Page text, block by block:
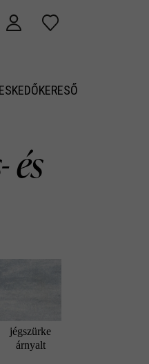
és
jégszürke
árnyalt